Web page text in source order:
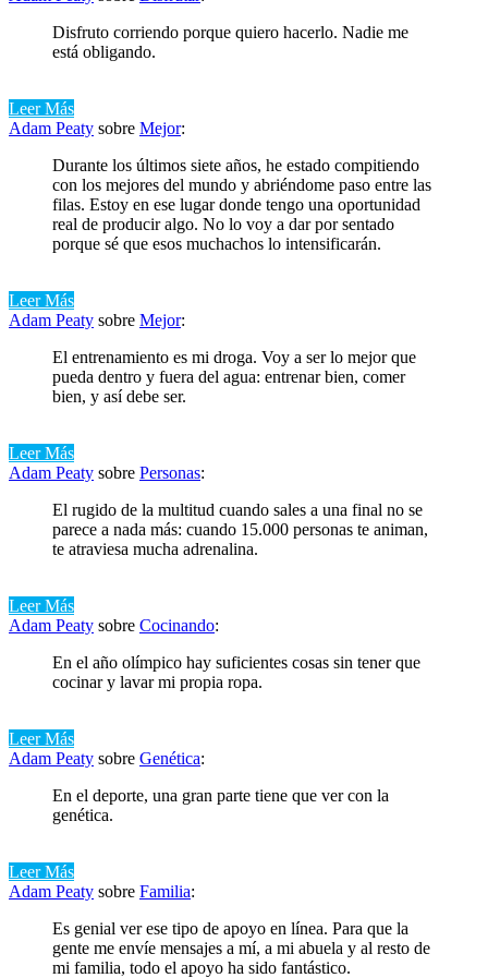
Disfruto corriendo porque quiero hacerlo. Nadie me
está obligando.
Leer Más
Adam Peaty sobre Mejor:
Durante los últimos siete años, he estado compitiendo
con los mejores del mundo y abriéndome paso entre las
filas. Estoy en ese lugar donde tengo una oportunidad
real de producir algo. No lo voy a dar por sentado
porque sé que esos muchachos lo intensificarán.
Leer Más
Adam Peaty sobre Mejor:
El entrenamiento es mi droga. Voy a ser lo mejor que
pueda dentro y fuera del agua: entrenar bien, comer
bien, y así debe ser.
Leer Más
Adam Peaty sobre Personas:
El rugido de la multitud cuando sales a una final no se
parece a nada más: cuando 15.000 personas te animan,
te atraviesa mucha adrenalina.
Leer Más
Adam Peaty sobre Cocinando:
En el año olímpico hay suficientes cosas sin tener que
cocinar y lavar mi propia ropa.
Leer Más
Adam Peaty sobre Genética:
En el deporte, una gran parte tiene que ver con la
genética.
Leer Más
Adam Peaty sobre Familia:
Es genial ver ese tipo de apoyo en línea. Para que la
gente me envíe mensajes a mí, a mi abuela y al resto de
mi familia, todo el apoyo ha sido fantástico.